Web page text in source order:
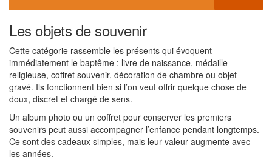
Les objets de souvenir
Cette catégorie rassemble les présents qui évoquent
immédiatement le baptême : livre de naissance, médaille
religieuse, coffret souvenir, décoration de chambre ou objet
gravé. Ils fonctionnent bien si l’on veut offrir quelque chose de
doux, discret et chargé de sens.
Un album photo ou un coffret pour conserver les premiers
souvenirs peut aussi accompagner l’enfance pendant longtemps.
Ce sont des cadeaux simples, mais leur valeur augmente avec
les années.